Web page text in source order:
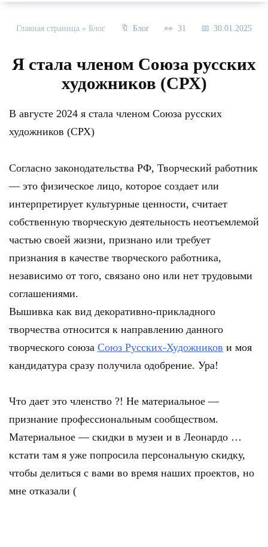
Главная страница » Блог Блог 31 30.01.2025
Я стала членом Союза русских
художников (СРХ)
В августе 2024 я стала членом Союза русских
художников (СРХ)
Согласно законодательства РФ, Творческий работник
— это физическое лицо, которое создает или
интерпретирует культурные ценности, считает
собственную творческую деятельность неотъемлемой
частью своей жизни, признано или требует
признания в качестве творческого работника,
независимо от того, связано оно или нет трудовыми
соглашениями.
Вышивка как вид декоративно-прикладного
творчества относится к направлению данного
творческого союза Союз Русских-Художников и моя
кандидатура сразу получила одобрение. Ура!
Что дает это членство ?! Не материальное —
признание профессиональным сообществом.
Материальное — скидки в музеи и в Леонардо …
кстати там я уже попросила персональную скидку,
чтобы делиться с вами во время наших проектов, но
мне отказали (